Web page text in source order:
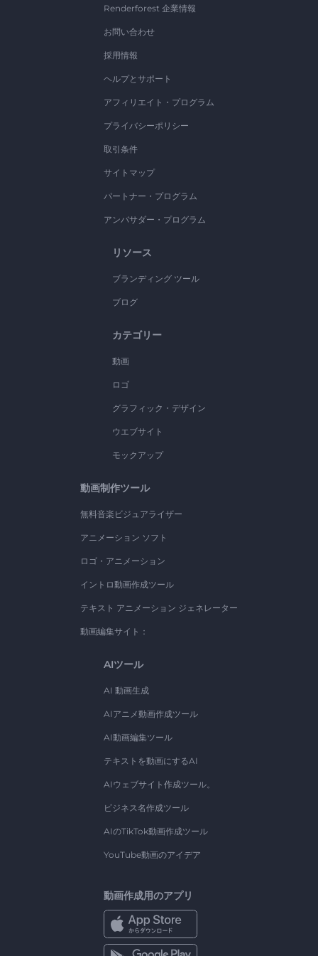
Renderforest 企業情報
お問い合わせ
採用情報
ヘルプとサポート
アフィリエイト・プログラム
プライバシーポリシー
取引条件
サイトマップ
パートナー・プログラム
アンバサダー・プログラム
リソース
ブランディング ツール
ブログ
カテゴリー
動画
ロゴ
グラフィック・デザイン
ウエブサイト
モックアップ
動画制作ツール
無料音楽ビジュアライザー
アニメーション ソフト
ロゴ・アニメーション
イントロ動画作成ツール
テキスト アニメーション ジェネレーター
動画編集サイト：
AIツール
AI 動画生成
AIアニメ動画作成ツール
AI動画編集ツール
テキストを動画にするAI
AIウェブサイト作成ツール。
ビジネス名作成ツール
AIのTikTok動画作成ツール
YouTube動画のアイデア
動画作成用のアプリ